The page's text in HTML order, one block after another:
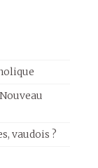
vaudois ?